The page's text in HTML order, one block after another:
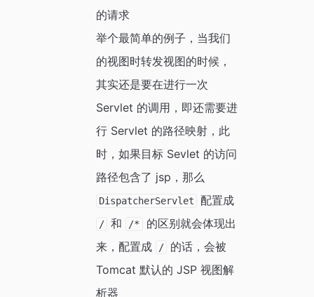
的请求
举个最简单的例子，当我们
的视图时转发视图的时候，
其实还是要在进行一次
Servlet 的调用，即还需要进
行 Servlet 的路径映射，此
时，如果目标 Sevlet 的访问
路径包含了 jsp，那么
DispatcherServlet 配置成
/ 和 /*
的区别就会体现出
来，配置成
/
的话，会被
Tomcat 默认的 JSP 视图解
析器